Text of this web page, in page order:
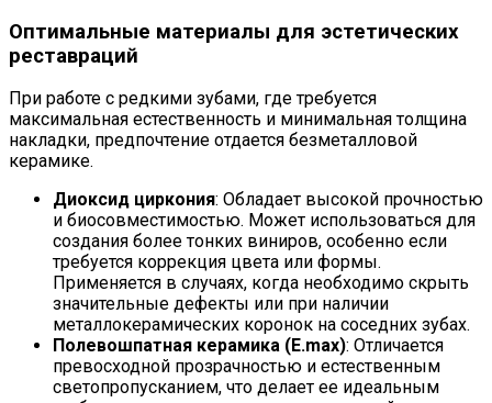
Оптимальные материалы для эстетических
реставраций
При работе с редкими зубами, где требуется
максимальная естественность и минимальная толщина
накладки, предпочтение отдается безметалловой
керамике.
Диоксид циркония: Обладает высокой прочностью
и биосовместимостью. Может использоваться для
создания более тонких виниров, особенно если
требуется коррекция цвета или формы.
Применяется в случаях, когда необходимо скрыть
значительные дефекты или при наличии
металлокерамических коронок на соседних зубах.
Полевошпатная керамика (E.max): Отличается
превосходной прозрачностью и естественным
светопропусканием, что делает ее идеальным